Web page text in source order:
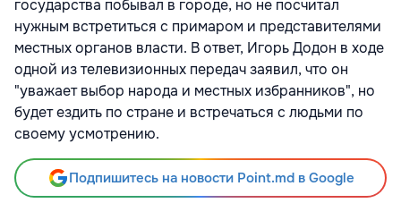
государства побывал в городе, но не посчитал
нужным встретиться с примаром и представителями
местных органов власти. В ответ, Игорь Додон в ходе
одной из телевизионных передач заявил, что он
"уважает выбор народа и местных избранников", но
будет ездить по стране и встречаться с людьми по
своему усмотрению.
Подпишитесь на новости Point.md в Google